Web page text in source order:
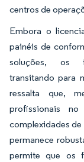
centros de
Embora o
painéis de
soluções, os
transitando para
ressalta que,
profissionais
complexidades
permanece
permite que os